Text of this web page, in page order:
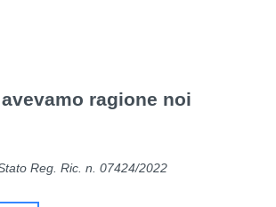
ragione noi
Reg. Ric. n. 07424/2022